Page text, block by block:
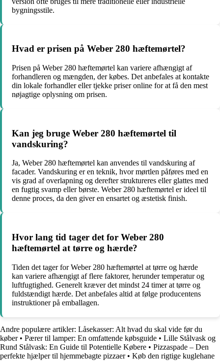
bygningsstile.
Hvad er prisen på Weber 280 hæftemørtel?
Prisen på Weber 280 hæftemørtel kan variere afhængigt af
forhandleren og mængden, der købes. Det anbefales at kontakte
din lokale forhandler eller tjekke priser online for at få den mest
nøjagtige oplysning om prisen.
Kan jeg bruge Weber 280 hæftemørtel til
vandskuring?
Ja, Weber 280 hæftemørtel kan anvendes til vandskuring af
facader. Vandskuring er en teknik, hvor mørtlen påføres med en
vis grad af overlapning og derefter struktureres eller glattes med
en fugtig svamp eller børste. Weber 280 hæftemørtel er ideel til
denne proces, da den giver en ensartet og æstetisk finish.
Hvor lang tid tager det for Weber 280
hæftemørtel at tørre og hærde?
Tiden det tager for Weber 280 hæftemørtel at tørre og hærde
kan variere afhængigt af flere faktorer, herunder temperatur og
luftfugtighed. Generelt kræver det mindst 24 timer at tørre og
fuldstændigt hærde. Det anbefales altid at følge producentens
instruktioner på emballagen.
Andre populære artikler: Låsekasser: Alt hvad du skal vide før du
køber• Pærer til lamper: En omfattende købsguide • Lille Stålvask og
Rund Stålvask: En Guide til Potentielle Købere • Pizzaspade – Den
perfekte hjælper til hjemmebagte pizzaer• Køb den rigtige kuglehane